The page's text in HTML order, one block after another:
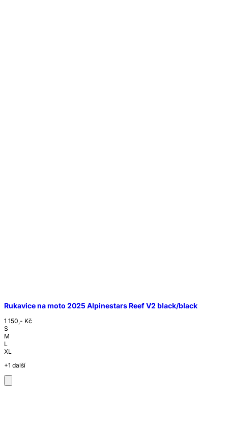
Rukavice na moto 2025 Alpinestars Reef V2 black/black
1 150,- Kč
S
M
L
XL
+1 další